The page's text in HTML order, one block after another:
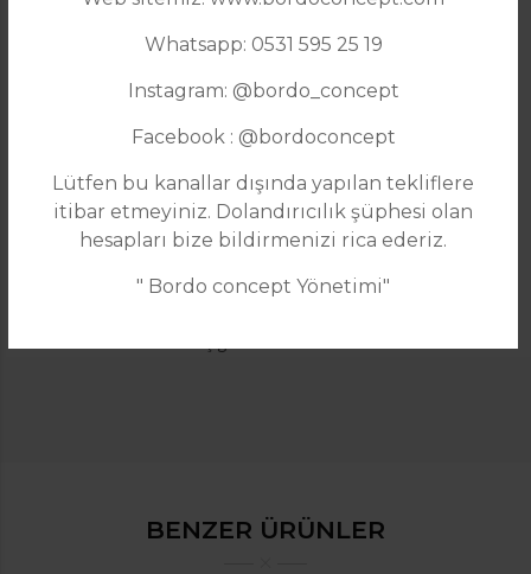
BENZER ÜRÜNLER
Whatsapp: 0531 595 25 19
Instagram: @bordo_concept
Facebook : @bordoconcept
Lütfen bu kanallar dışında yapılan tekliflere
itibar etmeyiniz. Dolandırıcılık şüphesi olan
hesapları bize bildirmenizi rica ederiz.
" Bordo concept Yönetimi"